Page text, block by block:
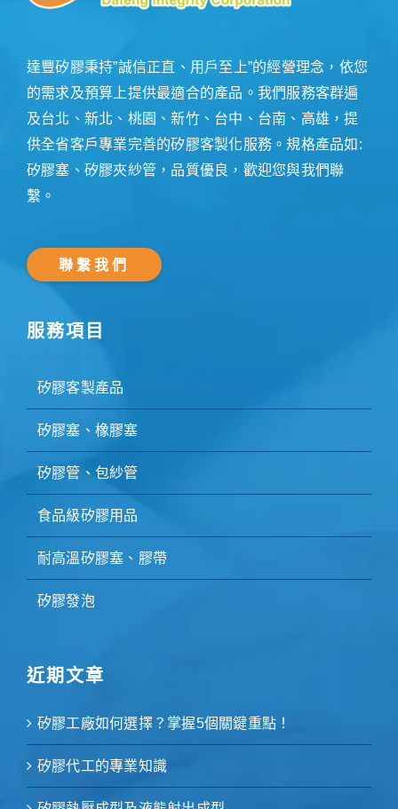
達豐矽膠秉持”誠信正直、用戶至上”的經營理念，依您
的需求及預算上提供最適合的產品。我們服務客群遍
及台北、新北、桃園、新竹、台中、台南、高雄，提
供全省客戶專業完善的矽膠客製化服務。規格產品如:
矽膠塞、矽膠夾紗管，品質優良，歡迎您與我們聯
繫。
聯繫我們
服務項目
矽膠客製產品
矽膠塞、橡膠塞
矽膠管、包紗管
食品級矽膠用品
耐高溫矽膠塞、膠帶
矽膠發泡
近期文章
矽膠工廠如何選擇？掌握5個關鍵重點！
矽膠代工的專業知識